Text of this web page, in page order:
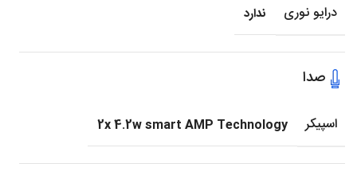
درایو نوری ندارد
صدا
اسپیکر 2x 4.2w smart AMP Technology